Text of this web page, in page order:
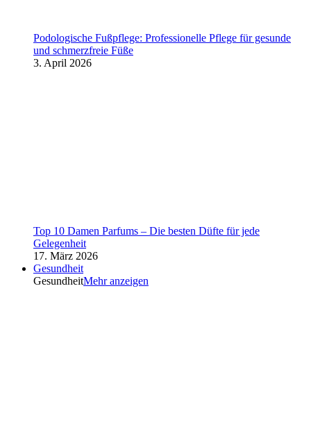
Podologische Fußpflege: Professionelle Pflege für gesunde
und schmerzfreie Füße
3. April 2026
Top 10 Damen Parfums – Die besten Düfte für jede
Gelegenheit
17. März 2026
Gesundheit
GesundheitMehr anzeigen